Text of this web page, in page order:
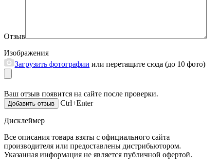
Отзыв
Изображения
Загрузить фотографии или перетащите сюда (до 10 фото)
Ваш отзыв появится на сайте после проверки.
Ctrl+Enter
Дисклеймер
Все описания товара взяты с официального сайта
производителя или предоставлены дистрибьютором.
Указанная информация не является публичной офертой.